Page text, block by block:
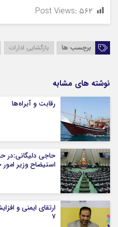
Post Views: ۵۶۲
برچسب ها بازگشایی ادارات
نوشته های مشابه
رقابت و آبراه‌ها
حاجی دلیگانی:در
استیضاح وزیر
ارتقای ایمنی و
۷